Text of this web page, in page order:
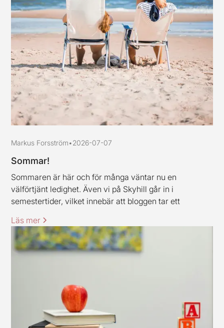
Markus Forsström•2026-07-07
Sommar!
Sommaren är här och för många väntar nu en
välförtjänt ledighet. Även vi på Skyhill går in i
semestertider, vilket innebär att bloggen tar ett
mina kollegor vill rikta ett varmt tack till alla kunder och
samarbetspartners för den här våren, stort tack för ert
förtroende.
Läs mer